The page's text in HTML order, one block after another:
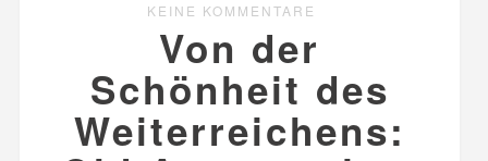
KEINE KOMMENTARE
Von der
Schönheit des
Weiterreichens: